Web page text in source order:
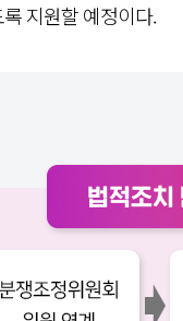
지원할 예정이다.